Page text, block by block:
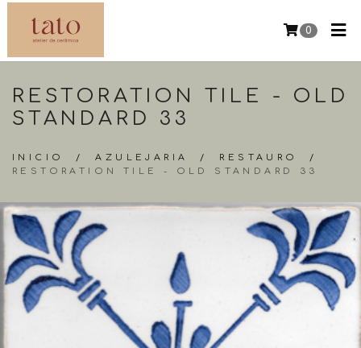
0
RESTORATION TILE - OLD
STANDARD 33
INICIO /AZULEJARIA / RESTAURO
/
RESTORATION TILE - OLD STANDARD 33